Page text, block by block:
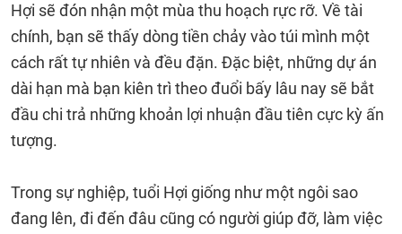
Hợi sẽ đón nhận một mùa thu hoạch rực rỡ. Về tài
chính, bạn sẽ thấy dòng tiền chảy vào túi mình một
cách rất tự nhiên và đều đặn. Đặc biệt, những dự án
dài hạn mà bạn kiên trì theo đuổi bấy lâu nay sẽ bắt
đầu chi trả những khoản lợi nhuận đầu tiên cực kỳ ấn
tượng.
Trong sự nghiệp, tuổi Hợi giống như một ngôi sao
đang lên, đi đến đâu cũng có người giúp đỡ, làm việc